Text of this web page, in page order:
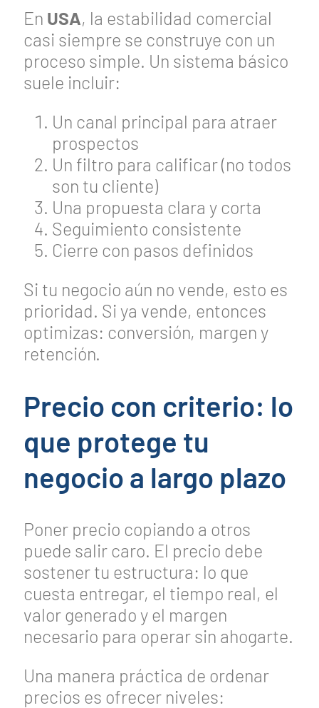
En USA, la estabilidad comercial
casi siempre se construye con un
proceso simple. Un sistema básico
suele incluir:
Un canal principal para atraer
prospectos
Un filtro para calificar (no todos
son tu cliente)
Una propuesta clara y corta
Seguimiento consistente
Cierre con pasos definidos
Si tu negocio aún no vende, esto es
prioridad. Si ya vende, entonces
optimizas: conversión, margen y
retención.
Precio con criterio: lo
que protege tu
negocio a largo plazo
Poner precio copiando a otros
puede salir caro. El precio debe
sostener tu estructura: lo que
cuesta entregar, el tiempo real, el
valor generado y el margen
necesario para operar sin ahogarte.
Una manera práctica de ordenar
precios es ofrecer niveles: